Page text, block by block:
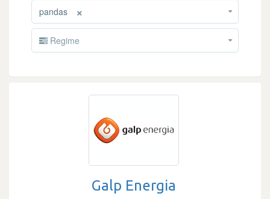
×
pandas
Regime
Galp Energia